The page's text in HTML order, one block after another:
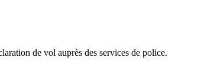
de vol auprès des services de police.